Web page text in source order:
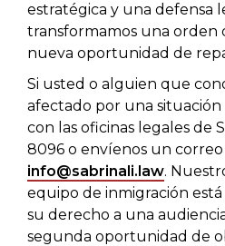
estratégica y una defensa
transformamos una orden
nueva oportunidad de
Si usted o alguien que
afectado por una
con las oficinas legales de
8096 o envíenos un
info@sabrinali.law.
equipo de inmigración
su derecho a una
segunda oportunidad de